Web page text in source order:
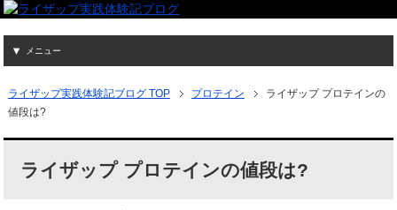
メニュー
ライザップ実践体験記ブログ TOP プロテイン
ライザップ プロテインの
値段は?
ライザップ プロテインの値段は?